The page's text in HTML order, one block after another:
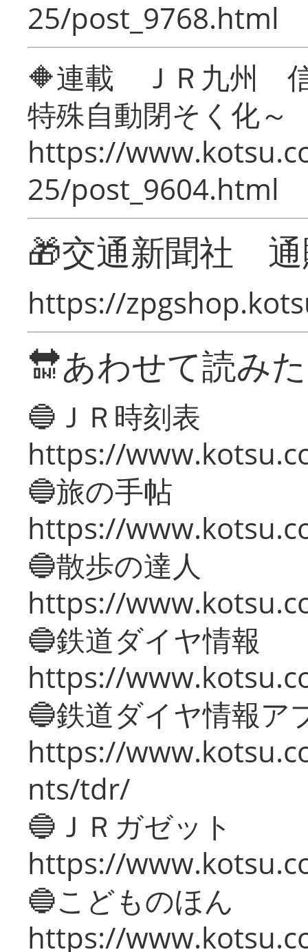
25/post_9768.html
🔶連載 ＪＲ九州 信
特殊自動閉そく化～
https://
25/post_9604.html
🎁交通新聞社
https://
🔛あわせて読み
🔵ＪＲ時刻表
https://
🔵旅の手帖
https://
🔵散歩の達人
https://
🔵鉄道ダイヤ情報
https://
🔵鉄道ダイヤ情報ア
https://
nts/tdr/
🔵ＪＲガゼット
https://
🔵こどものほん
https://